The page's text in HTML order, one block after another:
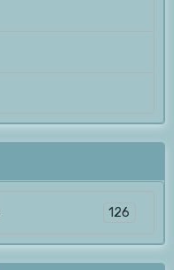
126